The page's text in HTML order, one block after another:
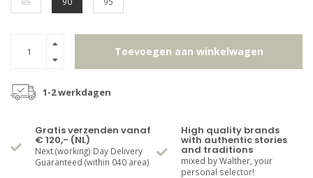
Toevoegen aan winkelwagen
1-2 werkdagen
Gratis verzenden vanaf
€ 120,- (NL)
Next (working) Day Delivery
Guaranteed (within 040 area)
High quality brands
with authentic stories
and traditions
mixed by Walther, your
personal selector!